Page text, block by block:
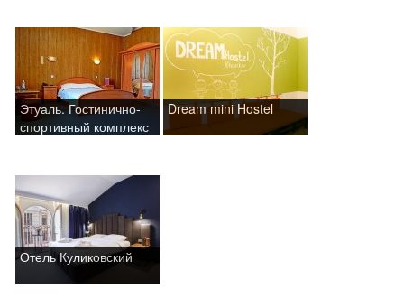
Этуаль. Гостинично-
спортивный комплекс
Dream mini Hostel
Отель Куликовский